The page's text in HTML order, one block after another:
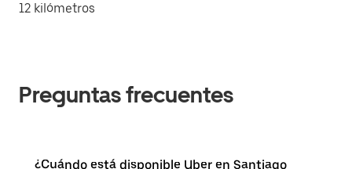
12 kilómetros
Preguntas frecuentes
¿Cuándo está disponible Uber en Santiago